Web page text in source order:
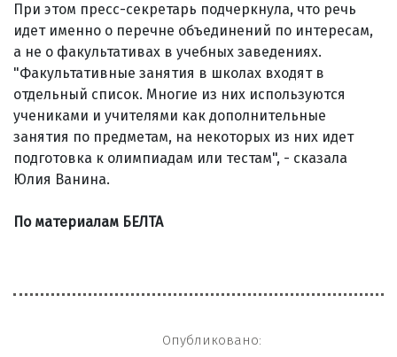
При этом пресс-секретарь подчеркнула, что речь
идет именно о перечне объединений по интересам,
а не о факультативах в учебных заведениях.
"Факультативные занятия в школах входят в
отдельный список. Многие из них используются
учениками и учителями как дополнительные
занятия по предметам, на некоторых из них идет
подготовка к олимпиадам или тестам", - сказала
Юлия Ванина.
По материалам БЕЛТА
Опубликовано: